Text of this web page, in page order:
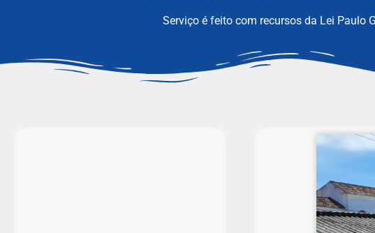
Serviço é feito com recursos da Lei Paulo